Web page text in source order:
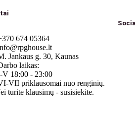
674 05364
Jankaus g. 30, Kaunas
laikas:
V 18:00 - 23:00
VII priklausomai nuo renginių.
turite klausimų - susisiekite.